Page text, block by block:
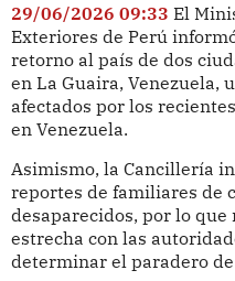
29/06/2026 09:33 El
Exteriores de Perú
retorno al país de dos
en La Guaira, Venezuela,
afectados por los
en Venezuela.
Asimismo, la Cancillería
reportes de familiares de
desaparecidos, por lo
estrecha con las
determinar el paradero